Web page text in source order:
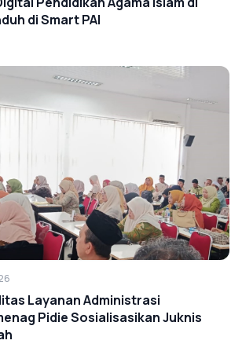
di Smart PAI
Layanan Administrasi
Pidie Sosialisasikan Juknis